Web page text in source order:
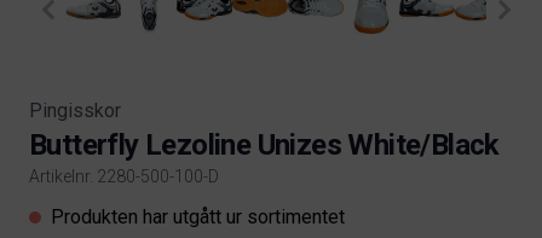
Pingisskor
Butterfly Lezoline Unizes White/Black
Artikelnr. 2280-500-100-D
Product information
Produkten har utgått ur sortimentet